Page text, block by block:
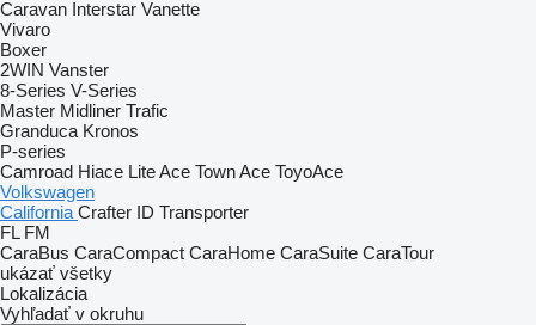
Caravan Interstar Vanette
Vivaro
Boxer
2WIN Vanster
8-Series V-Series
Master Midliner Trafic
Granduca Kronos
P-series
Camroad Hiace Lite Ace Town Ace ToyoAce
Volkswagen
California Crafter ID Transporter
FL FM
CaraBus CaraCompact CaraHome CaraSuite CaraTour
ukázať všetky
Lokalizácia
Vyhľadať v okruhu